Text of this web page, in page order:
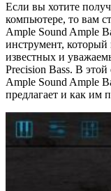
Если вы хотите
компьютере, то вам
Ample Sound Ample
инструмент, который
известных и
Precision Bass. В этой
Ample Sound Ample
предлагает и как им